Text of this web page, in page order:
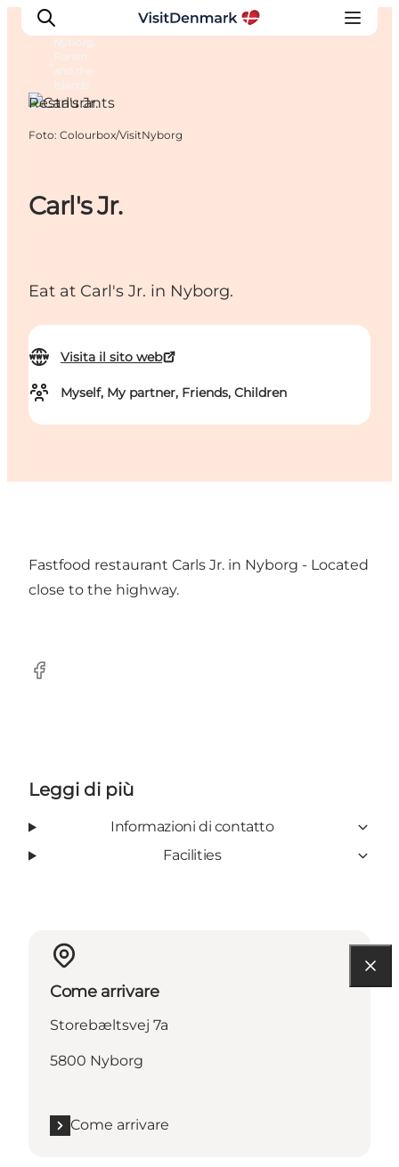
Cosa fare
Carl's Jr.
Eat at Carl's Jr. in Nyborg.
Visita il sito web
Myself, My partner, Friends, Children
Restaurants
Foto: Colourbox/VisitNyborg
Fastfood restaurant Carls Jr. in Nyborg - Located
close to the highway.
Facebook
Leggi di più
Informazioni di contatto
Facilities
Come arrivare
Storebæltsvej 7a
5800 Nyborg
Come arrivare